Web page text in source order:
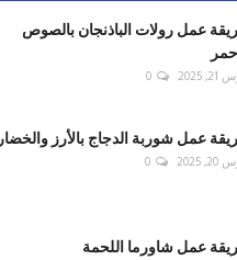
عمل رولات الباذنجان بالصوص
2025
0
عمل شوربة الدجاج بالأرز والخضار
2025
0
عمل شاورما اللحمة